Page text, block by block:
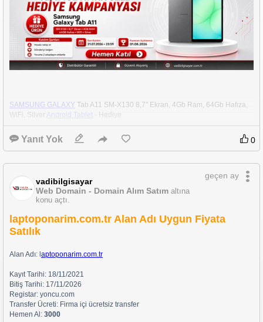
SAMSUNG GALAXY Tab A11 SM-X130 8,7" Ekran, 4Gb Ram, 64Gb Hafıza,
WiFi, Silver Android Tablet - Hediye
https://www.instagram.com/p/DaLu14sO33r
Yanıt Yok 0
vadibilgisayar
Web Domain - Domain Alım Satım altına
konu açtı.
geçen ay
laptoponarim.com.tr Alan Adı Uygun Fiyata
Satılık
Alan Adı: laptoponarim.com.tr
Kayıt Tarihi: 18/11/2021
Bitiş Tarihi: 17/11/2026
Registar: yoncu.com
Transfer Ücreti: Firma içi ücretsiz transfer
Hemen Al: 3000